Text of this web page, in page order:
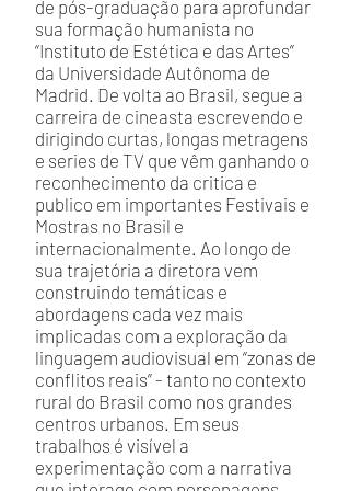
de pós-graduação para aprofundar
sua formação humanista no
“Instituto de Estética e das Artes”
da Universidade Autônoma de
Madrid. De volta ao Brasil, segue a
carreira de cineasta escrevendo e
dirigindo curtas, longas metragens
e series de TV que vêm ganhando o
reconhecimento da critica e
publico em importantes Festivais e
Mostras no Brasil e
internacionalmente. Ao longo de
sua trajetória a diretora vem
construindo temáticas e
abordagens cada vez mais
implicadas com a exploração da
linguagem audiovisual em “zonas de
conflitos reais” - tanto no contexto
rural do Brasil como nos grandes
centros urbanos. Em seus
trabalhos é visível a
experimentação com a narrativa